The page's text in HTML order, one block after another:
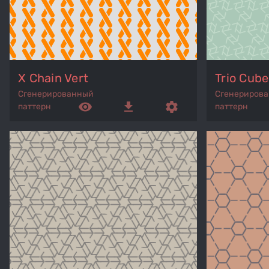
X Chain Vert
Сгенерированный
паттерн
remove_red_eye get_app settings
Trio
паттерн